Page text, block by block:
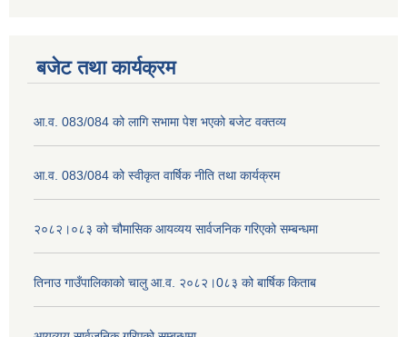
बजेट तथा कार्यक्रम
आ.व. 083/084 को लागि सभामा पेश भएको बजेट वक्तव्य
आ.व. 083/084 को स्वीकृत वार्षिक नीति तथा कार्यक्रम
२०८२।०८३ को चौमासिक आयव्यय सार्वजनिक गरिएको सम्बन्धमा
तिनाउ गाउँपालिकाको चालु आ.व. २०८२।0८३ को बार्षिक किताब